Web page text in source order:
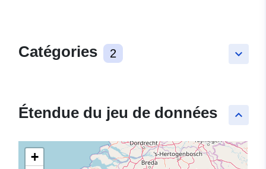
keyboard_arrow_down
Catégories 2
keyboard_arrow_up
Étendue du jeu de données
+